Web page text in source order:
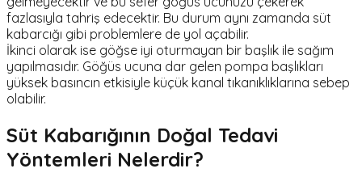
fazlasıyla tahriş edecektir. Bu durum aynı zamanda süt
kabarcığı gibi problemlere de yol açabilir.
İkinci olarak ise göğse iyi oturmayan bir başlık ile sağım
yapılmasıdır. Göğüs ucuna dar gelen pompa başlıkları
yüksek basıncın etkisiyle küçük kanal tıkanıklıklarına sebep
olabilir.
Süt Kabarığının Doğal Tedavi
Yöntemleri Nelerdir?